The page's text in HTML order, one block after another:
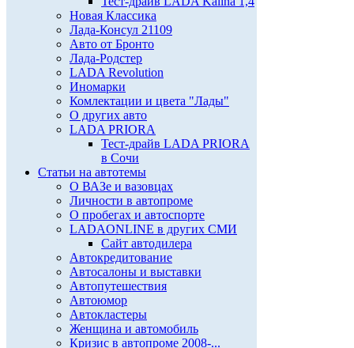
Новая Классика
Лада-Консул 21109
Авто от Бронто
Лада-Родстер
LADA Revolution
Иномарки
Комлектации и цвета "Лады"
О других авто
LADA PRIORA
Тест-драйв LADA PRIORA
в Сочи
Статьи на автотемы
О ВАЗе и вазовцах
Личности в автопроме
О пробегах и автоспорте
LADAONLINE в других СМИ
Сайт автодилера
Автокредитование
Автосалоны и выставки
Автопутешествия
Автоюмор
Автокластеры
Женщина и автомобиль
Кризис в автопроме 2008-...